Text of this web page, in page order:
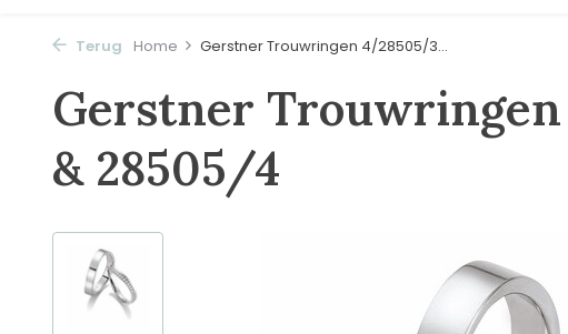
Terug Home Gerstner Trouwringen 4/28505/3...
Gerstner
& 28505/4